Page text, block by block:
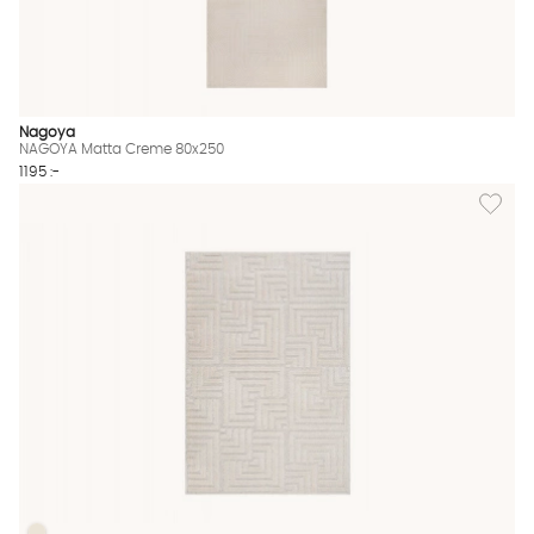
Nagoya
NAGOYA Matta Creme 80x250
1195 :-
Lägg